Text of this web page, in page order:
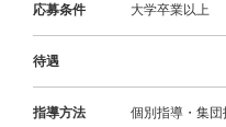
応募条件 大学卒業以上
待遇
指導方法 個別指導・集団